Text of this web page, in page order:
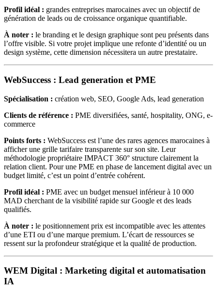
Profil idéal : grandes entreprises marocaines avec un objectif de
génération de leads ou de croissance organique quantifiable.
À noter : le branding et le design graphique sont peu présents dans
l’offre visible. Si votre projet implique une refonte d’identité ou un
design système, cette dimension nécessitera un autre prestataire.
WebSuccess : Lead generation et PME
Spécialisation : création web, SEO, Google Ads, lead generation
Clients de référence : PME diversifiées, santé, hospitality, ONG, e-
commerce
Points forts : WebSuccess est l’une des rares agences marocaines à
afficher une grille tarifaire transparente sur son site. Leur
méthodologie propriétaire IMPACT 360° structure clairement la
relation client. Pour une PME en phase de lancement digital avec un
budget limité, c’est un point d’entrée cohérent.
Profil idéal : PME avec un budget mensuel inférieur à 10 000
MAD cherchant de la visibilité rapide sur Google et des leads
qualifiés.
À noter : le positionnement prix est incompatible avec les attentes
d’une ETI ou d’une marque premium. L’écart de ressources se
ressent sur la profondeur stratégique et la qualité de production.
WEM Digital : Marketing digital et automatisation
IA